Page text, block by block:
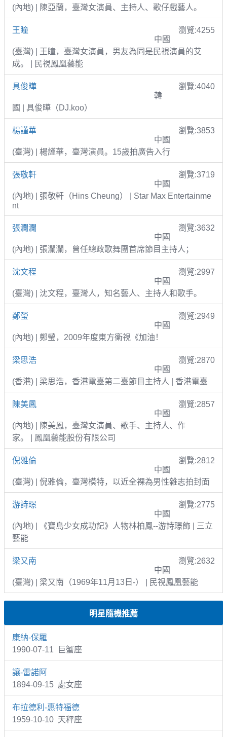
(內地) | 陳亞蘭，臺灣女演員、主持人、歌仔戲藝人。
王瞳
瀏覽:4255
中國
(臺灣) | 王瞳，臺灣女演員，男友為同是民視演員的艾
成。 | 民視鳳凰藝能
具俊曄
瀏覽:4040
韓
國 | 具俊曄（DJ.koo）
楊謹華
瀏覽:3853
中國
(臺灣) | 楊謹華，臺灣演員。15歲拍廣告入行
張敬軒
瀏覽:3719
中國
(內地) | 張敬軒（Hins Cheung） | Star Max Entertainme
nt
張瀾瀾
瀏覽:3632
中國
(內地) | 張瀾瀾，曾任總政歌舞團首席節目主持人；
沈文程
瀏覽:2997
中國
(臺灣) | 沈文程，臺灣人，知名藝人、主持人和歌手。
鄭瑩
瀏覽:2949
中國
(內地) | 鄭瑩，2009年度東方衛視《加油！
梁思浩
瀏覽:2870
中國
(香港) | 梁思浩，香港電臺第二臺節目主持人 | 香港電臺
陳美鳳
瀏覽:2857
中國
(內地) | 陳美鳳，臺灣女演員、歌手、主持人、作
家。 | 鳳凰藝能股份有限公司
倪雅倫
瀏覽:2812
中國
(臺灣) | 倪雅倫，臺灣模特，以近全裸為男性雜志拍封面
游詩璟
瀏覽:2775
中國
(內地) | 《寶島少女成功記》人物林柏鳳--游詩璟飾 | 三立
藝能
梁又南
瀏覽:2632
中國
(臺灣) | 梁又南（1969年11月13日-） | 民視鳳凰藝能
明星隨機推薦
康納-保羅
1990-07-11 巨蟹座
讓-雷諾阿
1894-09-15 處女座
布拉德利-惠特福德
1959-10-10 天秤座